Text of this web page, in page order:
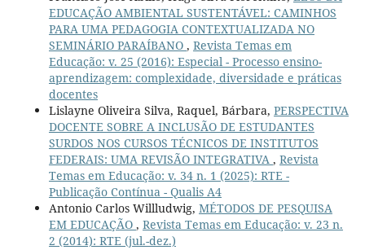
EDUCAÇÃO AMBIENTAL SUSTENTÁVEL: CAMINHOS
PARA UMA PEDAGOGIA CONTEXTUALIZADA NO
SEMINÁRIO PARAÍBANO , Revista Temas em
Educação: v. 25 (2016): Especial - Processo ensino-
aprendizagem: complexidade, diversidade e práticas
docentes
Lislayne Oliveira Silva, Raquel, Bárbara, PERSPECTIVA
DOCENTE SOBRE A INCLUSÃO DE ESTUDANTES
SURDOS NOS CURSOS TÉCNICOS DE INSTITUTOS
FEDERAIS: UMA REVISÃO INTEGRATIVA , Revista
Temas em Educação: v. 34 n. 1 (2025): RTE -
Publicação Contínua - Qualis A4
Antonio Carlos Willludwig, MÉTODOS DE PESQUISA
EM EDUCAÇÃO , Revista Temas em Educação: v. 23 n.
2 (2014): RTE (jul.-dez.)